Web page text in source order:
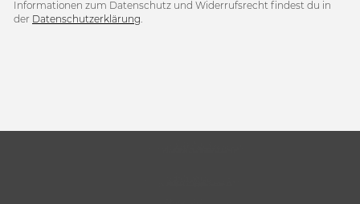
Informationen zum Datenschutz und Widerrufsrecht findest du in
der Datenschutzerklärung.